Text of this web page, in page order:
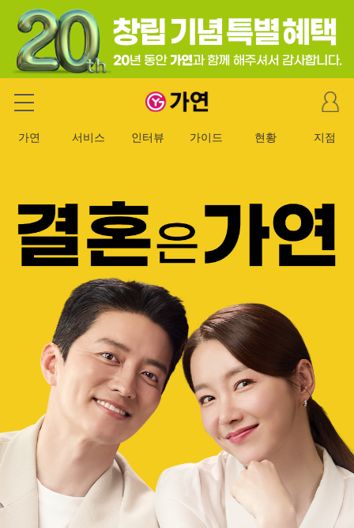
가연 결혼정보회사
마
이
이
가연 서비스 인터뷰 가이드 현황 지점